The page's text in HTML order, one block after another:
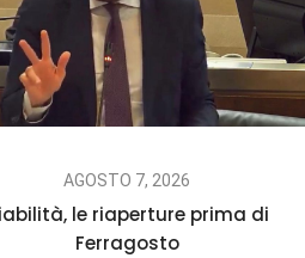
AGOSTO 7, 2026
le riaperture prima di
Ferragosto